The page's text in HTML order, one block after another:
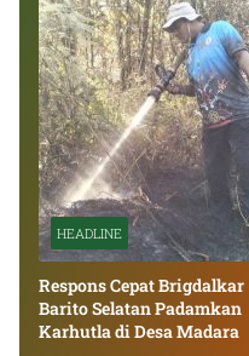
HEADLINE
Respons Cepat Brigdalkar
Barito Selatan Padamkan
Karhutla di Desa Madara